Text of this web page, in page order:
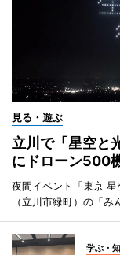
見る・遊ぶ
立川で「星空と
にドローン500
夜間イベント「東京
（立川市緑町）の「み
学ぶ・